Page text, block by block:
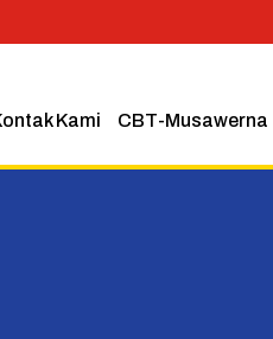
Kami CBT-Musawerna